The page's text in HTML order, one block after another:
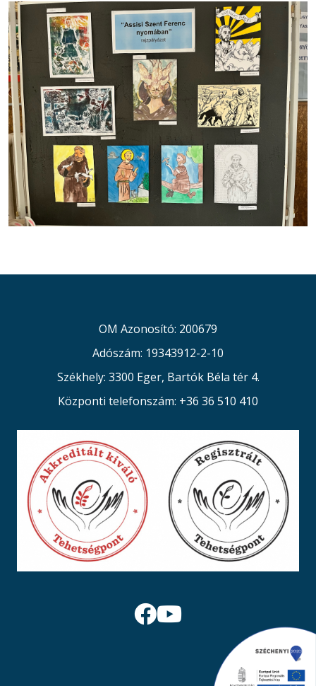
OM Azonosító: 200679
Adószám: 19343912-2-10
Székhely: 3300 Eger, Bartók Béla tér 4.
Központi telefonszám: +36 36 510 410